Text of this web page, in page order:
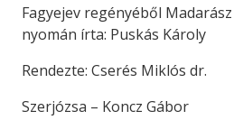
Fagyejev regényéből
nyomán írta: Puskás Károly
Rendezte: Cserés Miklós dr.
Szerjózsa – Koncz Gábor